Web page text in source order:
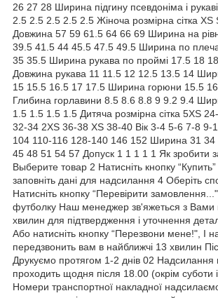
26 27 28 Ширина підгину псевдоніма і
2.5 2.5 2.5 2.5 2.5 Жіноча розмірна сітка XS
Довжина 57 59 61.5 64 66 69 Ширина на
39.5 41.5 44 45.5 47.5 49.5 Ширина по
35 35.5 Ширина рукава по проймі 17.5 18
Довжина рукава 11 11.5 12 12.5 13.5 14
15 15.5 16.5 17 17.5 Ширина горюни 15.5
Глибина горлавини 8.5 8.6 8.8 9 9.2 9.4
1.5 1.5 1.5 1.5 Дитяча розмірна сітка 5XS
32-34 2XS 36-38 XS 38-40 Вік 3-4 5-6 7-8 9-
104 110-116 128-140 146 152 Ширина 31
45 48 51 54 57 Допуск 1 1 1 1 1 Як зробити
Выберите товар 2 Натисніть кнопку
заповніть дані для надсилання 4 Оберіть
Натисніть кнопку “Перевірити
футболку Наш менеджер зв'яжеться з Вами
хвилин для підтвердження і уточнення
Або натисніть кнопку “Перезвони мене!", І
передзвонить вам в найближчі 13 хвилин
Друкуємо протягом 1-2 днів 02 Надсилання
проходить щодня після 18.00 (окрім суботи і
Номери транспортної накладної